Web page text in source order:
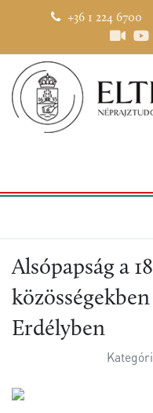
+36 1 224 6700
Alsópapság a
Erdélyben